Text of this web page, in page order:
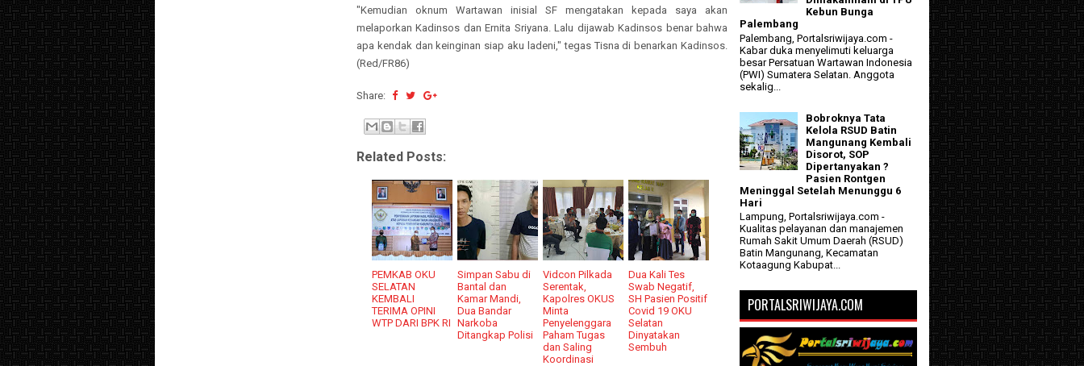
"Kemudian oknum Wartawan inisial SF mengatakan kepada saya akan
melaporkan Kadinsos dan Ernita Sriyana. Lalu dijawab Kadinsos benar bahwa
apa kendak dan keinginan siap aku ladeni," tegas Tisna di benarkan Kadinsos.
(Red/FR86)
Share:
Related Posts:
PEMKAB OKU
SELATAN
KEMBALI
TERIMA OPINI
WTP DARI BPK RI
Simpan Sabu di
Bantal dan
Kamar Mandi,
Dua Bandar
Narkoba
Ditangkap Polisi
Vidcon Pilkada
Serentak,
Kapolres OKUS
Minta
Penyelenggara
Paham Tugas
dan Saling
Koordinasi
Dua Kali Tes
Swab Negatif,
SH Pasien Positif
Covid 19 OKU
Selatan
Dinyatakan
Sembuh
Kebun Bunga
Palembang
Palembang, Portalsriwijaya.com -
Kabar duka menyelimuti keluarga
besar Persatuan Wartawan Indonesia
(PWI) Sumatera Selatan. Anggota
sekalig...
Bobroknya Tata
Kelola RSUD Batin
Mangunang Kembali
Disorot, SOP
Dipertanyakan ?
Pasien Rontgen
Meninggal Setelah Menunggu 6
Hari
Lampung, Portalsriwijaya.com -
Kualitas pelayanan dan manajemen
Rumah Sakit Umum Daerah (RSUD)
Batin Mangunang, Kecamatan
Kotaagung Kabupat...
PORTALSRIWIJAYA.COM